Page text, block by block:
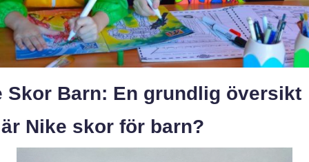
Skor Barn: En grundlig översikt
Nike skor för barn?